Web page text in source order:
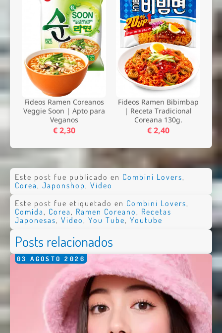
Fideos Ramen Coreanos
Veggie Soon | Apto para
Veganos
€ 2,30
Fideos Ramen Bibimbap
| Receta Tradicional
Coreana 130g.
€ 2,40
Este post fue publicado en Combini Lovers,
Corea , Japonshop , Video
Este post fue etiquetado en Combini Lovers,
Comida, Corea, Ramen Coreano, Recetas
Japonesas, Video, You Tube, Youtube
Posts relacionados
03 AGOSTO 2026